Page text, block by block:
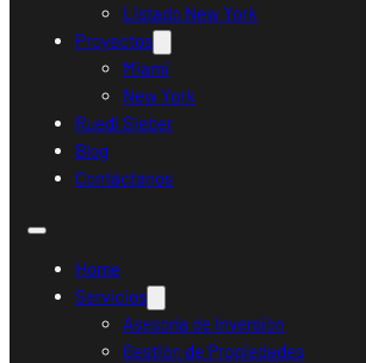
Listado New York
Proyectos
Miami
New York
Ruedi Sieber
Blog
Contáctanos
Home
Servicios
Asesoría de Inversión
Gestión de Propiedades